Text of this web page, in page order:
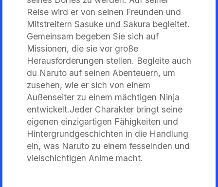
Reise wird er von seinen Freunden und
Mitstreitern Sasuke und Sakura begleitet.
Gemeinsam begeben Sie sich auf
Missionen, die sie vor große
Herausforderungen stellen. Begleite auch
du Naruto auf seinen Abenteuern, um
zusehen, wie er sich von einem
Außenseiter zu einem mächtigen Ninja
entwickelt.Jeder Charakter bringt seine
eigenen einzigartigen Fähigkeiten und
Hintergrundgeschichten in die Handlung
ein, was Naruto zu einem fesselnden und
vielschichtigen Anime macht.